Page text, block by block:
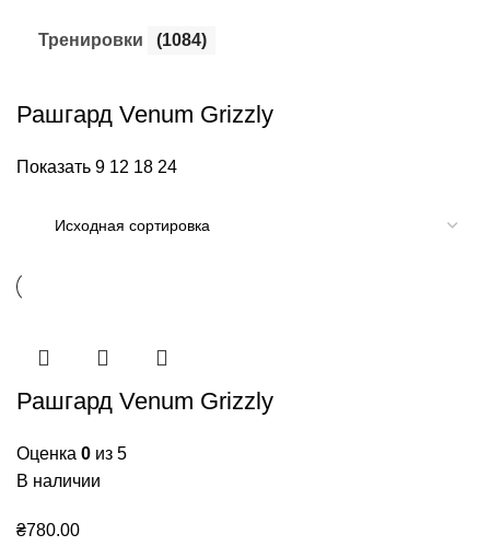
Тренировки (1084)
Рашгард Venum Grizzly
Показать 9 12 18 24
Рашгард Venum Grizzly
Оценка 0 из 5
В наличии
₴780.00